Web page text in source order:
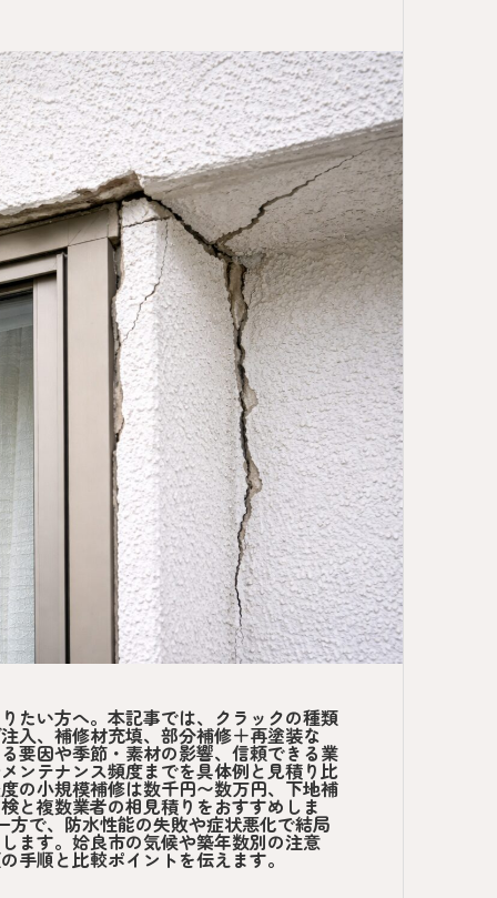
たい方へ。本記事では、クラックの種類
入、補修材充填、部分補修＋再塗装な
要因や季節・素材の影響、信頼できる業
ンテナンス頻度までを具体例と見積り比
の小規模補修は数千円〜数万円、下地補
と複数業者の相見積りをおすすめしま
で、防水性能の失敗や症状悪化で結局
ます。姶良市の気候や築年数別の注意
手順と比較ポイントを伝えます。